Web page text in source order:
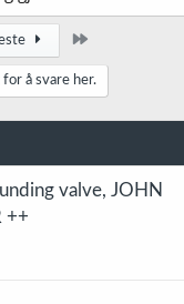
å svare her.
valve, JOHN
++